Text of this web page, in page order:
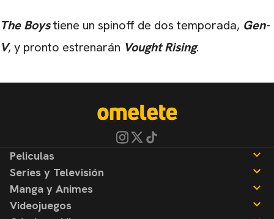
The Boystiene un spinoff de dos temporada, Gen-
V, y pronto estrenarán Vought Rising.
Peliculas
Noticias
Reseñas
Series y Televisión
Noticias
Reseñas
Manga y Animes
Noticias
Videojuegos